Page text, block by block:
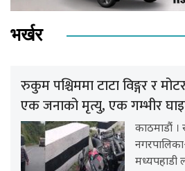
भर्खर
रुकुम पश्चिममा टाटा विङ्गर र
एक जनाको मृत्यु, एक गम्भीर
काठमाडौं
मध्यपहाडी